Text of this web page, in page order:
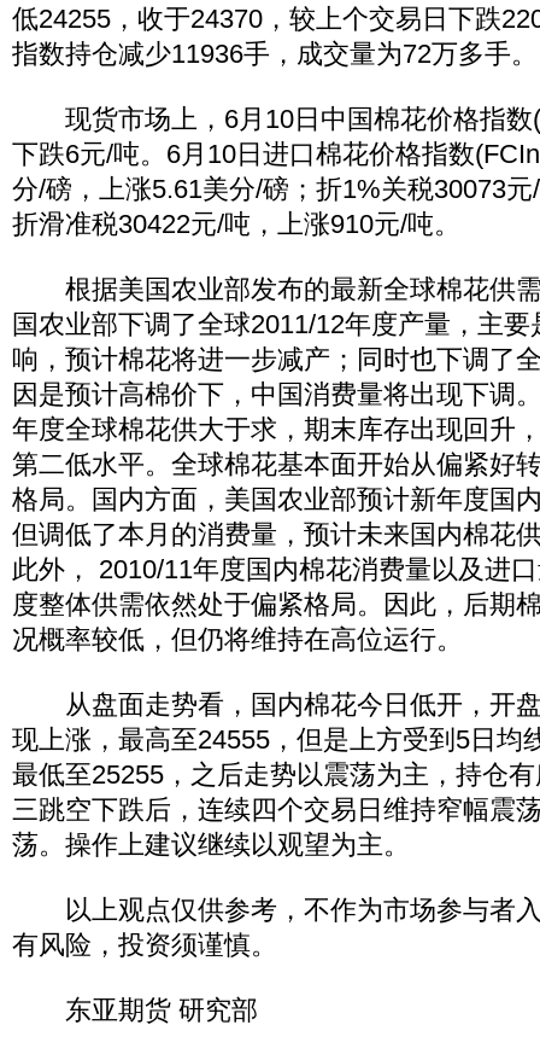
低24255，收于24370，较上个交易日下跌
指数持仓减少11936手，成交量为72万多手。
现货市场上，6月10日中国棉花价格指数
下跌6元/吨。6月10日进口棉花价格指数
分/磅，上涨5.61美分/磅；折1%关税30073
折滑准税30422元/吨，上涨910元/吨。
根据美国农业部发布的最新全球棉花供
国农业部下调了全球2011/12年度产量，主
响，预计棉花将进一步减产；同时也下调了
因是预计高棉价下，中国消费量将出现下调
年度全球棉花供大于求，期末库存出现回升
第二低水平。全球棉花基本面开始从偏紧好
格局。国内方面，美国农业部预计新年度国
但调低了本月的消费量，预计未来国内棉花
此外， 2010/11年度国内棉花消费量以及进
度整体供需依然处于偏紧格局。因此，后期
况概率较低，但仍将维持在高位运行。
从盘面走势看，国内棉花今日低开，开
现上涨，最高至24555，但是上方受到5日均
最低至25255，之后走势以震荡为主，持仓
三跳空下跌后，连续四个交易日维持窄幅震
荡。操作上建议继续以观望为主。
以上观点仅供参考，不作为市场参与者
有风险，投资须谨慎。
东亚期货 研究部